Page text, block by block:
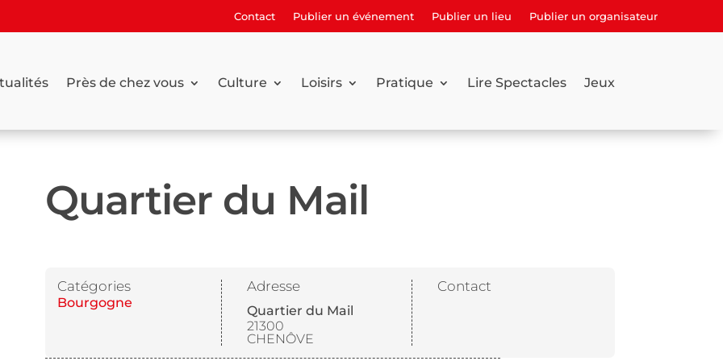
Contact Publier un événement Publier un lieu Publier un organisateur
Près de chez vous Culture Loisirs Pratique Lire Spectacles Jeux
Quartier du Mail
Catégories
Bourgogne
Adresse
Quartier du Mail
21300
CHENÔVE
Contact